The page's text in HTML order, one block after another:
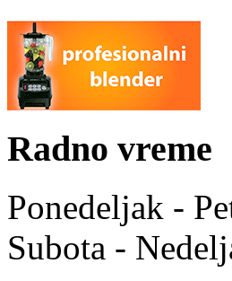
Radno vreme
Ponedeljak -
Subota -